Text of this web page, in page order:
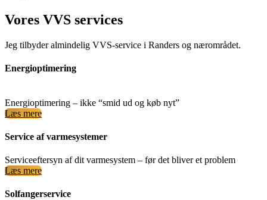
Vores VVS services
Jeg tilbyder almindelig VVS‑service i Randers og nærområdet.
Energioptimering
Energioptimering – ikke “smid ud og køb nyt”
Læs mere
Service af varmesystemer
Serviceeftersyn af dit varmesystem – før det bliver et problem
Læs mere
Solfangerservice